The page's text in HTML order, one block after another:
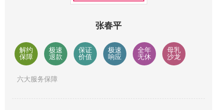
张春平
解约
保障
极速
退款
保证
价值
极速
响应
全年
无休
母乳
沙龙
六大服务保障